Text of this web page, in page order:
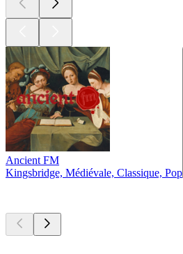
Ancient FM
Kingsbridge, Médiévale, Classique, Pop